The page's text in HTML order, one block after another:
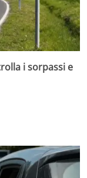
i sorpassi e